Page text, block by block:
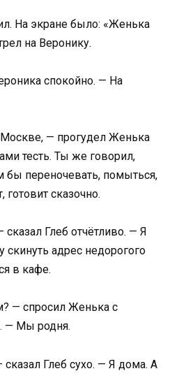
На экране было: «Женька
на Веронику.
спокойно. — На
— прогудел Женька
тесть. Ты же говорил,
бы переночевать, помыться,
готовит сказочно.
Глеб отчётливо. — Я
скинуть адрес недорогого
в кафе.
— спросил Женька с
— Мы родня.
Глеб сухо. — Я дома. А